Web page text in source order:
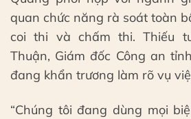
quan chức năng rà soát toàn
coi thi và chấm thi. Thiếu
Thuận, Giám đốc Công an
đang khẩn trương làm rõ vụ
“Chúng tôi đang dùng mọi